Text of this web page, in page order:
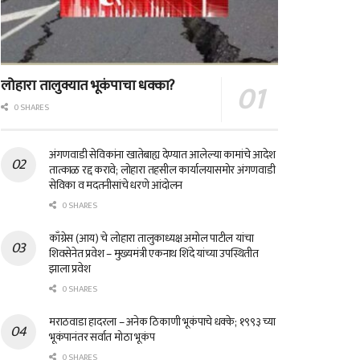
लोहारा तालुक्यात भूकंपाचा धक्का?
0 SHARES
अंगणवाडी सेविकांना खातेबाह्य देण्यात आलेल्या कामांचे आदेश
तात्काळ रद्द करावे; लोहारा तहसील कार्यालयासमोर अंगणवाडी
सेविका व मदतनीसांचे धरणे आंदोलन
0 SHARES
काँग्रेस (आय) चे लोहारा तालुकाध्यक्ष अमोल पाटील यांचा
शिवसेनेत प्रवेश – मुख्यमंत्री एकनाथ शिंदे यांच्या उपस्थितीत
झाला प्रवेश
0 SHARES
मराठवाडा हादरला – अनेक ठिकाणी भूकंपाचे धक्के; १९९३ च्या
भूकंपानंतर सर्वात मोठा भूकंप